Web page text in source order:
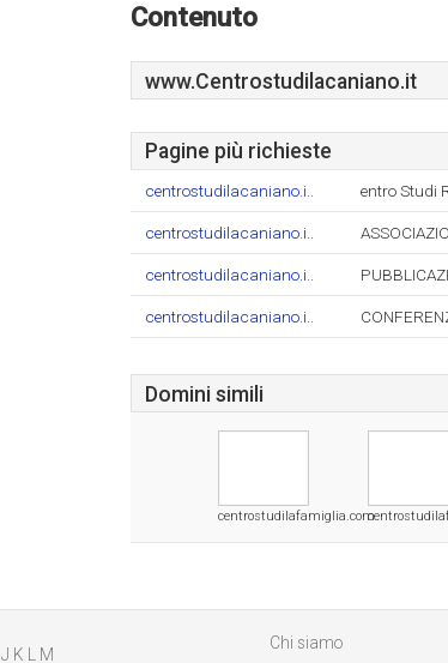
Contenuto
www.Centrostudilacaniano.it
Pagine più richieste
centrostudilacaniano.i.. entro Studi
centrostudilacaniano.i..
centrostudilacaniano.i..
centrostudilacaniano.i..
Domini simili
centrostudilafamiglia.com
J K M
Chi siamo